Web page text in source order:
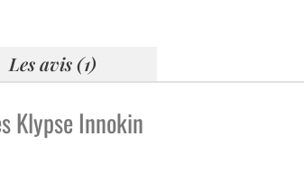
Les avis (1)
Klypse Innokin